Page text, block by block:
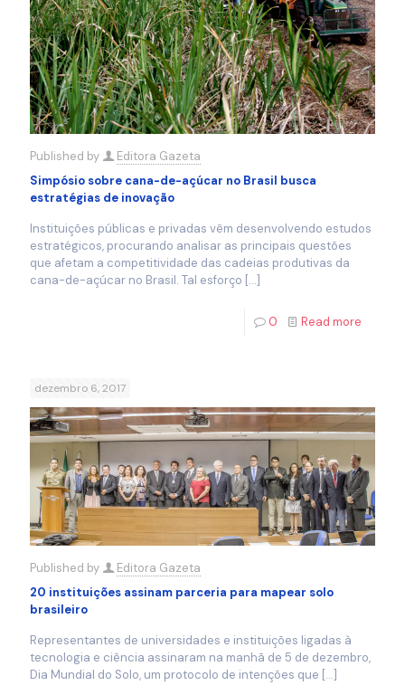
Published by
Editora Gazeta
Simpósio sobre cana-de-açúcar no Brasil busca
estratégias de inovação
Instituições públicas e privadas vêm desenvolvendo estudos
estratégicos, procurando analisar as principais questões
que afetam a competitividade das cadeias produtivas da
cana-de-açúcar no Brasil. Tal esforço […]
0 Read more
dezembro 6, 2017
Published by
Editora Gazeta
20 instituições assinam parceria para mapear solo
brasileiro
Representantes de universidades e instituições ligadas à
tecnologia e ciência assinaram na manhã de 5 de dezembro,
Dia Mundial do Solo, um protocolo de intenções que […]